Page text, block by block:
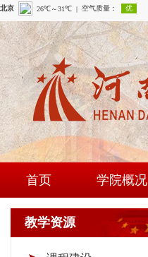
首页 学院概况
学院简介
现任领导
教学资源